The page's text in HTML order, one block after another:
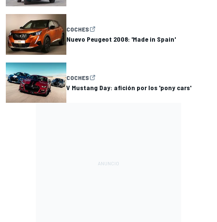
COCHES
Nuevo Peugeot 2008: 'Made in Spain'
COCHES
V Mustang Day: afición por los 'pony cars'